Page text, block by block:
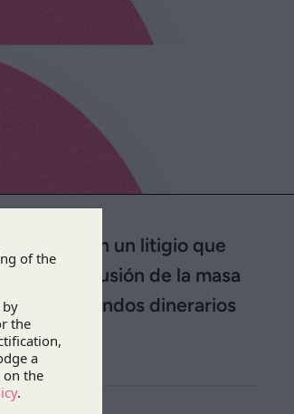
(OHL) en un litigio que
la exclusión de la masa
de los fondos dinerarios